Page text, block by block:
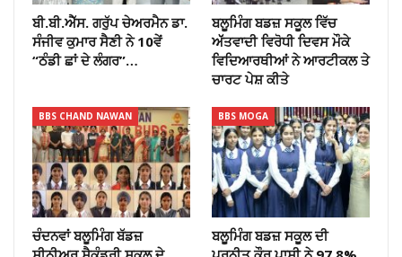
ਬੀ.ਬੀ.ਐੱਸ. ਗਰੁੱਪ ਚੇਅਰਮੈਨ ਡਾ.
ਸੰਜੀਵ ਕੁਮਾਰ ਸੈਣੀ ਨੇ 10ਵੇਂ
“ਠੰਡੀ ਛਾਂ ਦੇ ਲੰਗਰ”…
ਬਲੂਮਿੰਗ ਬਡਜ਼ ਸਕੂਲ ਵਿੱਚ
ਅੱੱਤਵਾਦੀ ਵਿਰੋਧੀ ਦਿਵਸ ਮੌਕੇ
ਵਿਦਿਆਰਥੀਆਂ ਨੇ ਆਰਟੀਕਲ ਤੇ
ਚਾਰਟ ਪੇਸ਼ ਕੀਤੇ
BBS CHAND NAWAN
ਚੰਦਨਵਾਂ ਬਲੂਮਿੰਗ ਬੱਡਜ਼
BBS MOGA
ਬਲੂਮਿੰਗ ਬਡਜ਼ ਸਕੂਲ ਦੀ